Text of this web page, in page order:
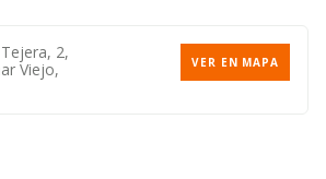
2,
Viejo,
VER EN MAPA